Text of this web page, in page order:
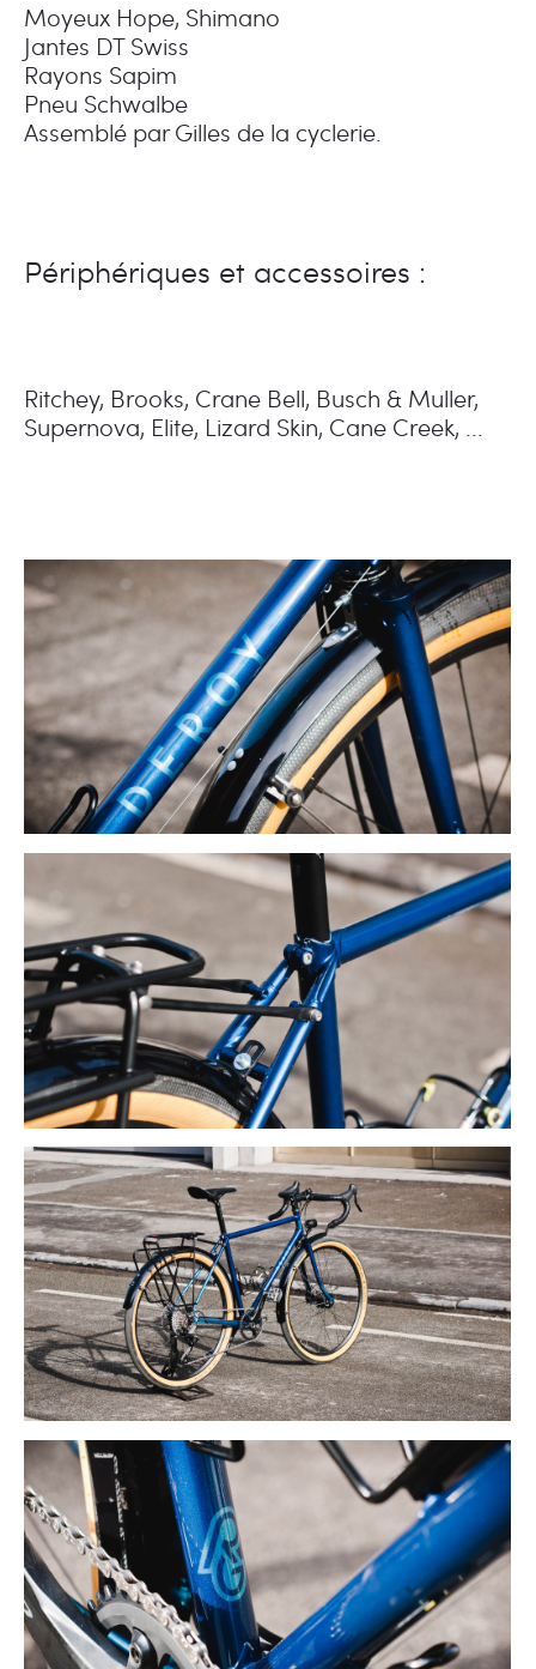
Moyeux Hope, Shimano
Jantes DT Swiss
Rayons Sapim
Pneu Schwalbe
Assemblé par Gilles de la cyclerie.
Périphériques et accessoires :
Ritchey, Brooks, Crane Bell, Busch & Muller,
Supernova, Elite, Lizard Skin, Cane Creek, ...